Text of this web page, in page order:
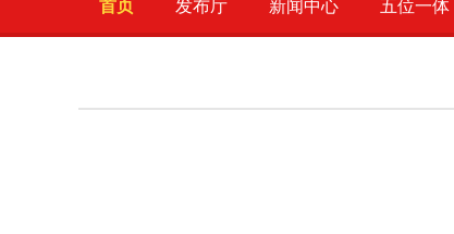
首页 发布厅 新闻中心 五位一体